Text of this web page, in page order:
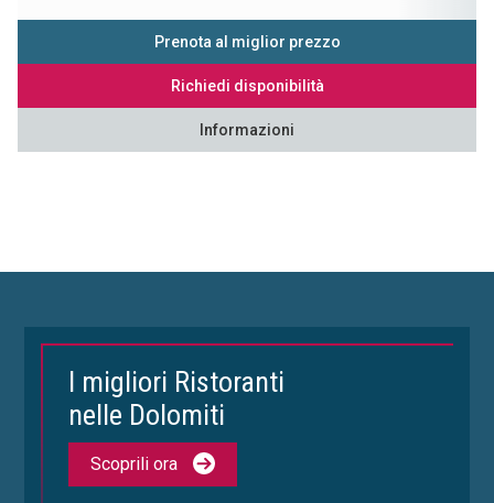
Prenota al miglior prezzo
Richiedi disponibilità
Informazioni
I migliori Ristoranti
nelle Dolomiti
Scoprili ora